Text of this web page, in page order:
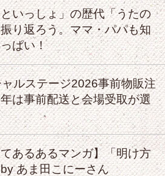
いっしょ」の歴代「うたの
り返ろう。ママ・パパも知
ぱい！
ルステージ2026事前物販注
は事前配送と会場受取が選
あるあるマンガ】「明け方
あま田こにーさん